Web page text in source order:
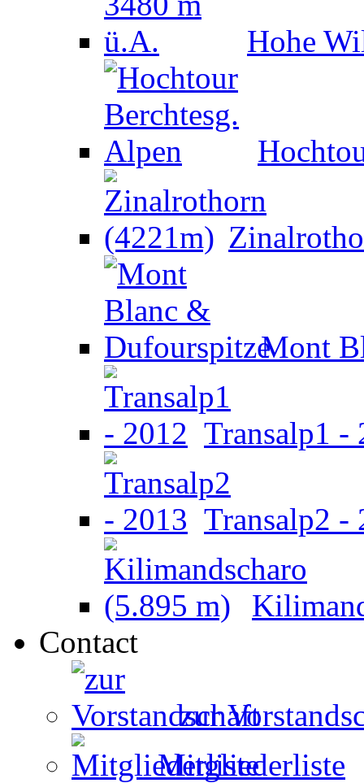
Hohe
Mont
Transalp1 -
Transalp2 -
Contact
zur
Mitgliederliste